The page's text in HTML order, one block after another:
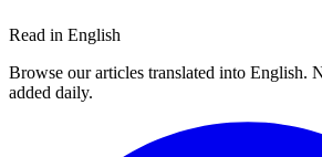
Read in English
Browse our articles translated into English.
added daily.